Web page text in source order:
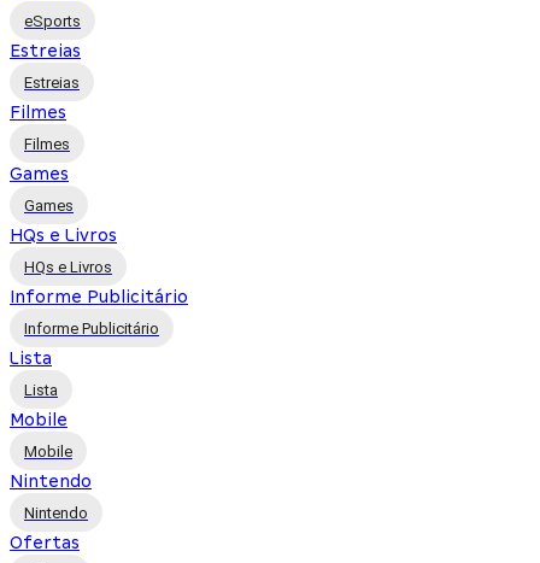
eSports
Estreias
Estreias
Filmes
Filmes
Games
Games
HQs e Livros
HQs e Livros
Informe Publicitário
Informe Publicitário
Lista
Lista
Mobile
Mobile
Nintendo
Nintendo
Ofertas